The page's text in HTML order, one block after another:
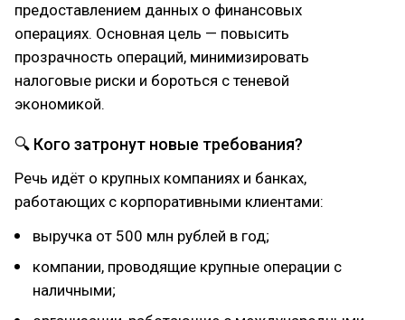
предоставлением данных о финансовых
операциях. Основная цель — повысить
прозрачность операций, минимизировать
налоговые риски и бороться с теневой
экономикой.
🔍 Кого затронут новые требования?
Речь идёт о крупных компаниях и банках,
работающих с корпоративными клиентами:
выручка от 500 млн рублей в год;
компании, проводящие крупные операции с
наличными;